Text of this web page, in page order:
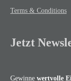
Terms & Conditions
Jetzt
Gewinne wertvolle